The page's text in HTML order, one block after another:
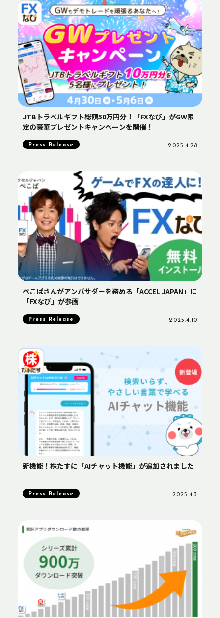
JTBトラベルギフト総額50万円分！「FXなび」がGW限
定の豪華プレゼントキャンペーンを開催！
Press Release 2025.4.28
ぺこぱさんがアンバサダーを務める「ACCEL JAPAN」に
「FXなび」が参画
Press Release 2025.4.10
新機能！株たすに「AIチャット機能」が追加されました
Press Release 2025.4.3